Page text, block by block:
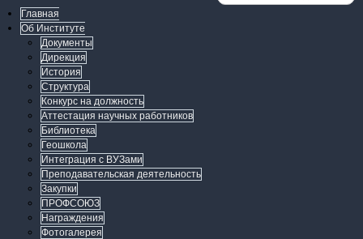
Главная
Об Институте
Документы
Дирекция
История
Структура
Конкурс на должность
Аттестация научных работников
Библиотека
Геошкола
Интеграция с ВУЗами
Преподавательская деятельность
Закупки
ПРОФСОЮЗ
Награждения
Фотогалерея